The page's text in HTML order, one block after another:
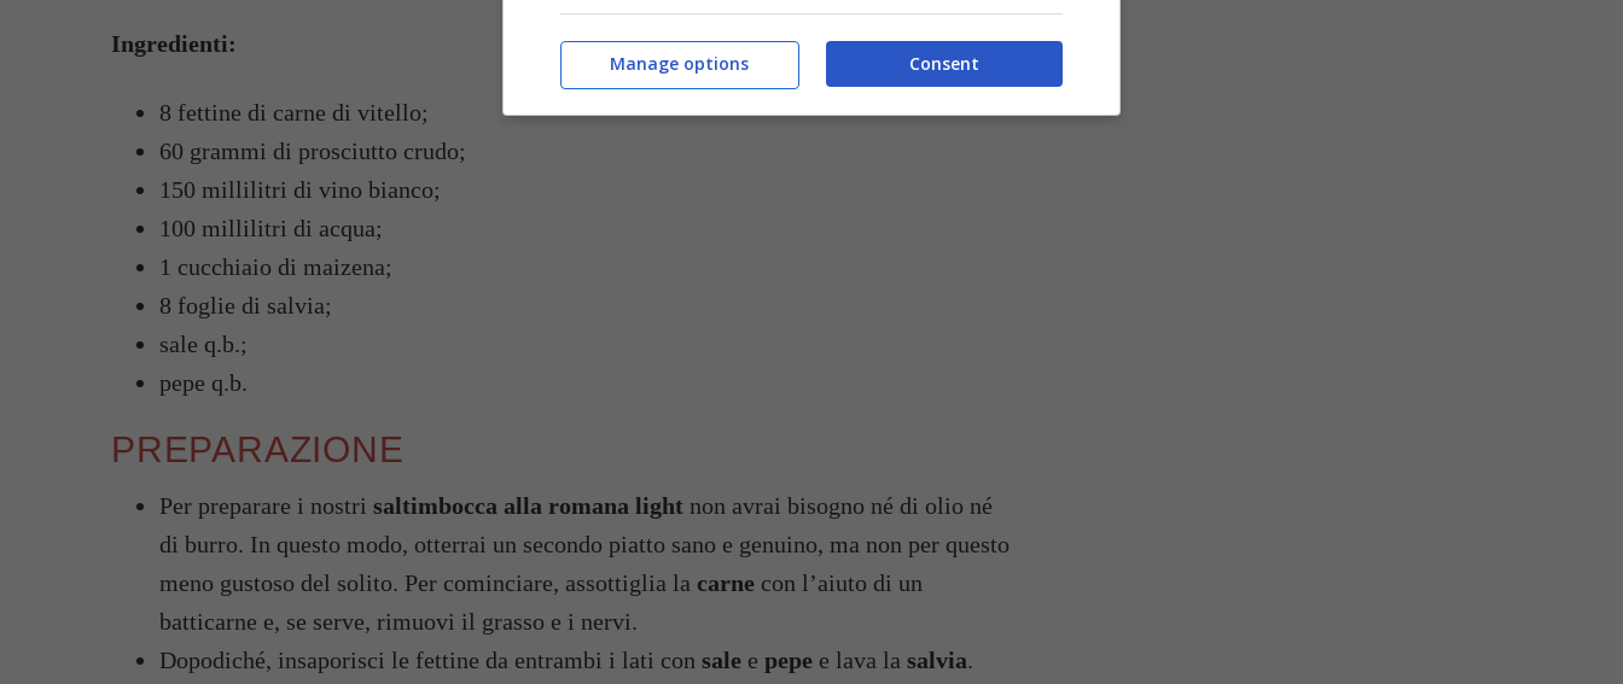
Ingredienti:
8 fettine di carne di vitello;
60 grammi di prosciutto crudo;
150 millilitri di vino bianco;
100 millilitri di acqua;
1 cucchiaio di maizena;
8 foglie di salvia;
sale q.b.;
pepe q.b.
PREPARAZIONE
Per preparare i nostri saltimbocca alla romana light non avrai bisogno né di olio né
di burro. In questo modo, otterrai un secondo piatto sano e genuino, ma non per questo
meno gustoso del solito. Per cominciare, assottiglia la carne con l’aiuto di un
batticarne e, se serve, rimuovi il grasso e i nervi.
Dopodiché, insaporisci le fettine da entrambi i lati con sale e pepe e lava la salvia.
Consent
Manage options